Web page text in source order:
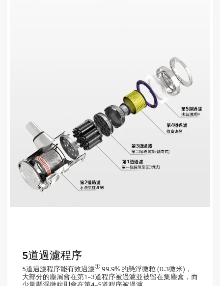
5道過濾程序
5道過濾程序能有效過濾① 99.9% 的懸浮微粒 (0.3微米)，
大部分的塵屑會在第1~3道程序被過濾並被留在集塵盒，而